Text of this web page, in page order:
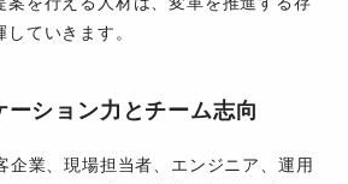
ていきます。
ーション力とチーム志向
企業、現場担当者、エンジニア、運用